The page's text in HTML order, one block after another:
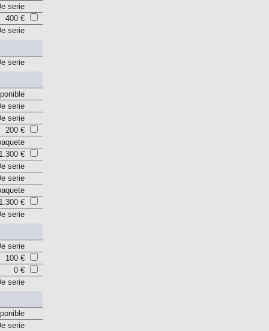
serie
400 €
serie
serie
serie
serie
200 €
1.300 €
serie
serie
1.300 €
serie
serie
100 €
0 €
serie
serie